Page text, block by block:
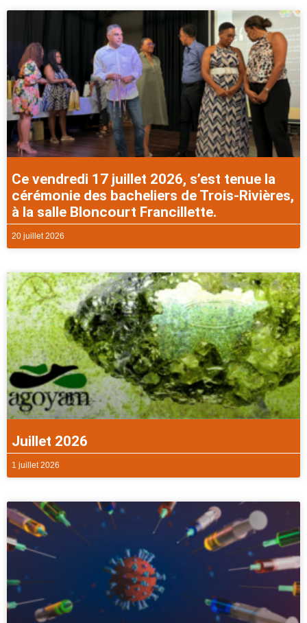
Ce vendredi 17 juillet 2026, s’est tenue la
cérémonie des bacheliers de Trois-Rivières,
à la salle Bloncourt Francillette.
20 juillet 2026
Juillet 2026
1 juillet 2026